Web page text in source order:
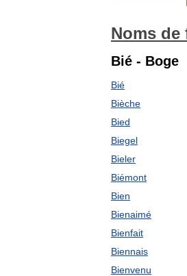
Noms de
Bié - Boge
Bié
Bièche
Bied
Biegel
Bieler
Biémont
Bien
Bienaimé
Bienfait
Biennais
Bienvenu